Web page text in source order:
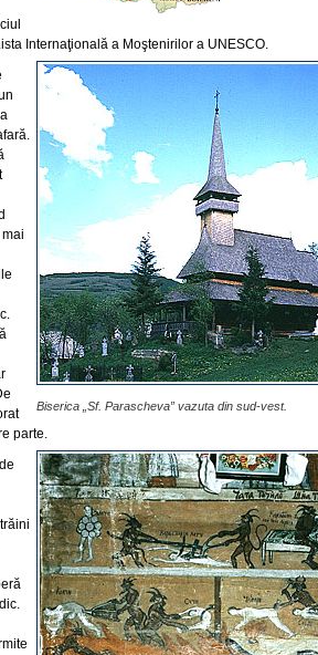
Internaţională a Moştenirilor a UNESCO.
Biserica „Sf. Parascheva” vazuta din sud-vest.
parte.